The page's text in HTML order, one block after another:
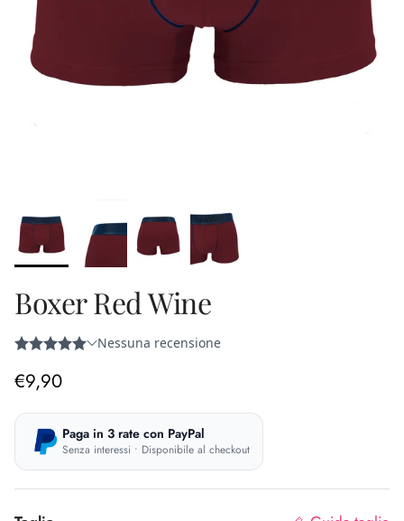
Boxer Red Wine
Prezzo normale
€9,90
Paga in 3 rate con PayPal
Senza interessi • Disponibile al checkout